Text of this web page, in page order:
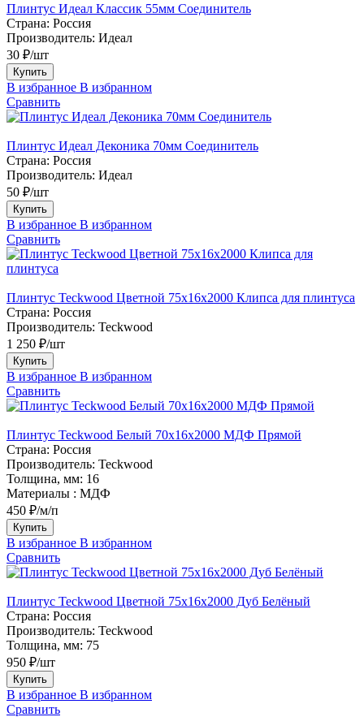
Плинтус Идеал Классик 55мм Соединитель
Страна: Россия
Производитель: Идеал
30 ₽/шт
Купить
В избранное В избранном
Сравнить
Плинтус Идеал Деконика 70мм Соединитель
Страна: Россия
Производитель: Идеал
50 ₽/шт
Купить
В избранное В избранном
Сравнить
Плинтус Teckwood Цветной 75х16х2000 Клипса для плинтуса
Страна: Россия
Производитель: Teckwood
1 250 ₽/шт
Купить
В избранное В избранном
Сравнить
Плинтус Teckwood Белый 70х16х2000 МДФ Прямой
Страна: Россия
Производитель: Teckwood
Толщина, мм: 16
Материалы : МДФ
450 ₽/м/п
Купить
В избранное В избранном
Сравнить
Плинтус Teckwood Цветной 75х16х2000 Дуб Белёный
Страна: Россия
Производитель: Teckwood
Толщина, мм: 75
950 ₽/шт
Купить
В избранное В избранном
Сравнить